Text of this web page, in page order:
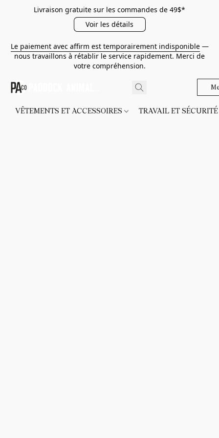
Livraison gratuite sur les commandes de 49$*
Voir les détails
Le paiement avec affirm est temporairement indisponible—
nous travaillons à rétablir le service rapidement. Merci de
votre compréhension.
VÊTEMENTS ET ACCESSOIRES TRAVAIL ET